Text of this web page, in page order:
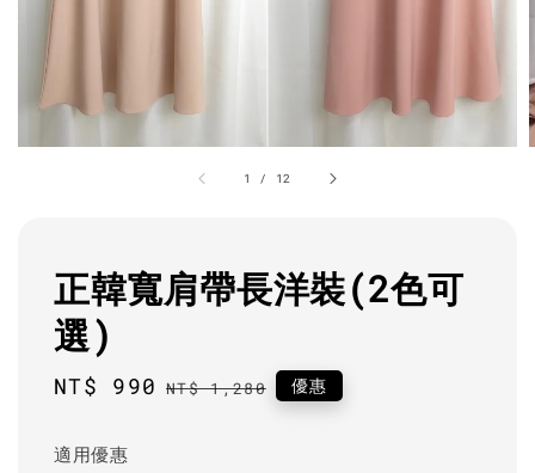
1 / 12
正韓寬肩帶長洋裝(2色可
選)
Sale
NT$ 990 Regular
NT$ 1,280 優惠
適用優惠